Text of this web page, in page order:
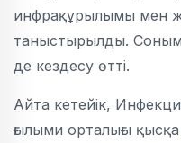
инфрақұрылымы мен
таныстырылды.
де кездесу өтті.
Айта кетейік,
ғылыми орталығы